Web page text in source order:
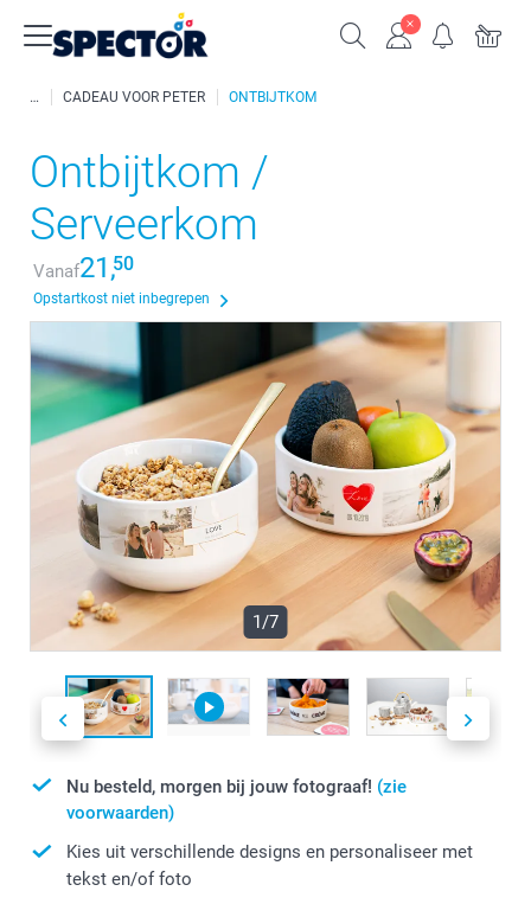
CADEAU VOOR PETER ONTBIJTKOM
Ontbijtkom /
Serveerkom
Vanaf21,50
Opstartkost niet inbegrepen
1/7
Nu besteld, morgen bij jouw fotograaf! (zie
voorwaarden)
Kies uit verschillende designs en personaliseer met
tekst en/of foto